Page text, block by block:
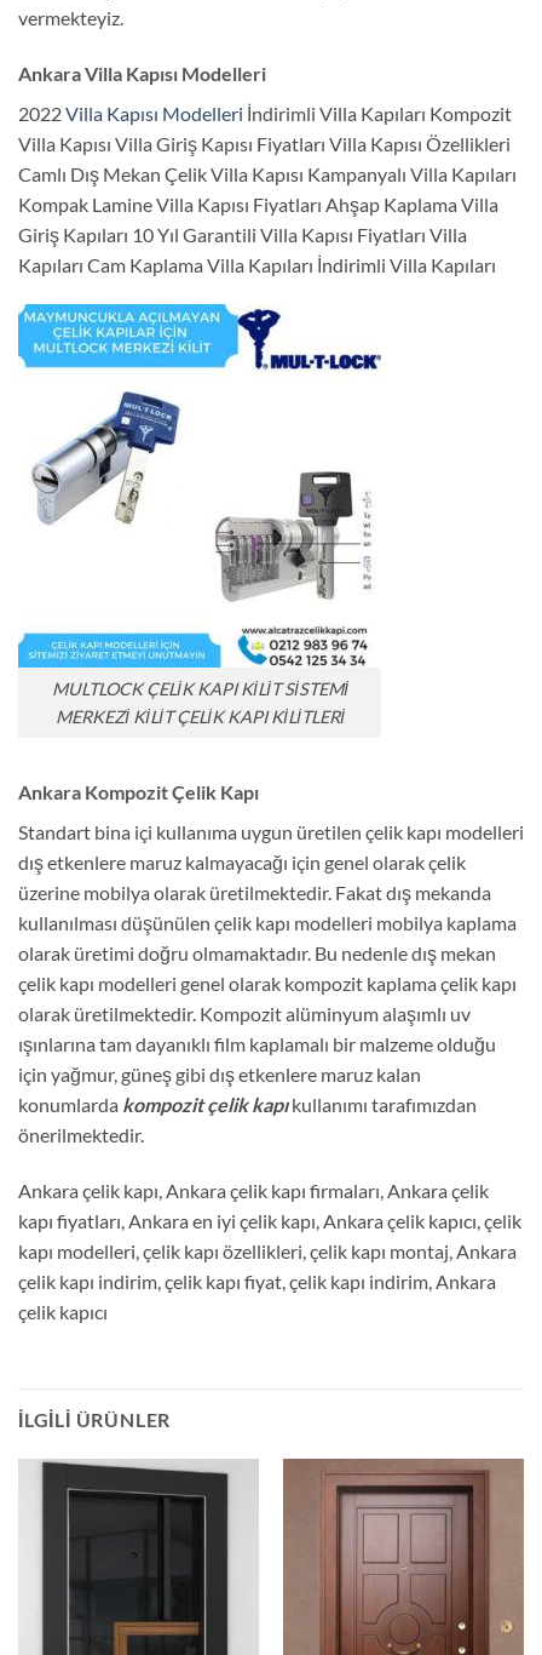
vermekteyiz.
Ankara Villa Kapısı Modelleri
2022Villa Kapısı Modelleri İndirimli Villa Kapıları Kompozit
Villa Kapısı Villa Giriş Kapısı Fiyatları Villa Kapısı Özellikleri
Camlı Dış Mekan Çelik Villa Kapısı Kampanyalı Villa Kapıları
Kompak Lamine Villa Kapısı Fiyatları Ahşap Kaplama Villa
Giriş Kapıları 10 Yıl Garantili Villa Kapısı Fiyatları Villa
Kapıları Cam Kaplama Villa Kapıları İndirimli Villa Kapıları
MULTLOCK ÇELİK KAPI KİLİT SİSTEMİ
MERKEZİ KİLİT ÇELİK KAPI KİLİTLERİ
Ankara Kompozit Çelik Kapı
Standart bina içi kullanıma uygun üretilen çelik kapı modelleri
dış etkenlere maruz kalmayacağı için genel olarak çelik
üzerine mobilya olarak üretilmektedir. Fakat dış mekanda
kullanılması düşünülen çelik kapı modelleri mobilya kaplama
olarak üretimi doğru olmamaktadır. Bu nedenle dış mekan
çelik kapı modelleri genel olarak kompozit kaplama çelik kapı
olarak üretilmektedir. Kompozit alüminyum alaşımlı uv
ışınlarına tam dayanıklı film kaplamalı bir malzeme olduğu
için yağmur, güneş gibi dış etkenlere maruz kalan
konumlarda kompozit çelik kapıkullanımı tarafımızdan
önerilmektedir.
Ankara çelik kapı, Ankara çelik kapı firmaları, Ankara çelik
kapı fiyatları, Ankara en iyi çelik kapı, Ankara çelik kapıcı, çelik
kapı modelleri, çelik kapı özellikleri, çelik kapı montaj, Ankara
çelik kapı indirim, çelik kapı fiyat, çelik kapı indirim, Ankara
çelik kapıcı
İLGILI ÜRÜNLER